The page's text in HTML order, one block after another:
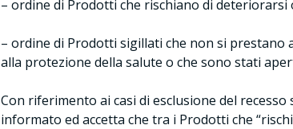
– ordine di Prodotti che rischiano di deteriorarsi
– ordine di Prodotti sigillati che non si
alla protezione della salute o che sono stati
Con riferimento ai casi di esclusione del
informato ed accetta che tra i Prodotti che